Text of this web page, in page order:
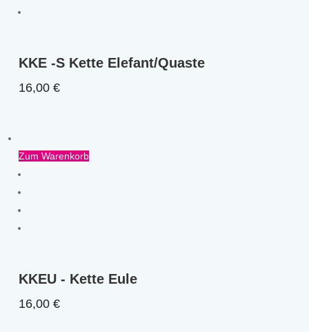
KKE -S Kette Elefant/Quaste
16,00€
Zum Warenkorb
KKEU - Kette Eule
16,00€